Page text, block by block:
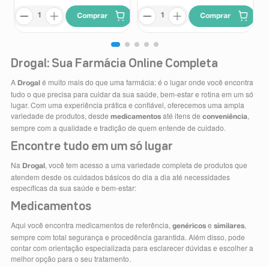
Comprar Comprar
Drogal: Sua Farmácia Online Completa
A Drogal é muito mais do que uma farmácia: é o lugar onde você encontra
tudo o que precisa para cuidar da sua saúde, bem-estar e rotina em um só
lugar. Com uma experiência prática e confiável, oferecemos uma ampla
variedade de produtos, desde medicamentosaté itens de conveniência,
sempre com a qualidade e tradição de quem entende de cuidado.
Encontre tudo em um só lugar
Na Drogal , você tem acesso a uma variedade completa de produtos que
atendem desde os cuidados básicos do dia a dia até necessidades
específicas da sua saúde e bem-estar:
Medicamentos
Aqui você encontra medicamentos de referência, genéricose similares,
sempre com total segurança e procedência garantida. Além disso, pode
contar com orientação especializada para esclarecer dúvidas e escolher a
melhor opção para o seu tratamento.